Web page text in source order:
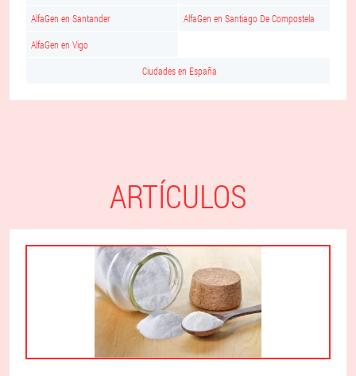
AlfaGen en Santander AlfaGen en Santiago De Compostela
AlfaGen en Vigo
Ciudades en España
ARTÍCULOS